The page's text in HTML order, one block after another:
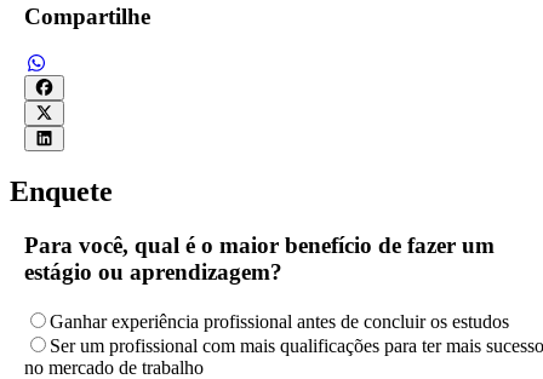
Compartilhe
Enquete
Para você, qual é o maior benefício de fazer um
estágio ou aprendizagem?
Ganhar experiência profissional antes de concluir os estudos
Ser um profissional com mais qualificações para ter mais sucesso
no mercado de trabalho